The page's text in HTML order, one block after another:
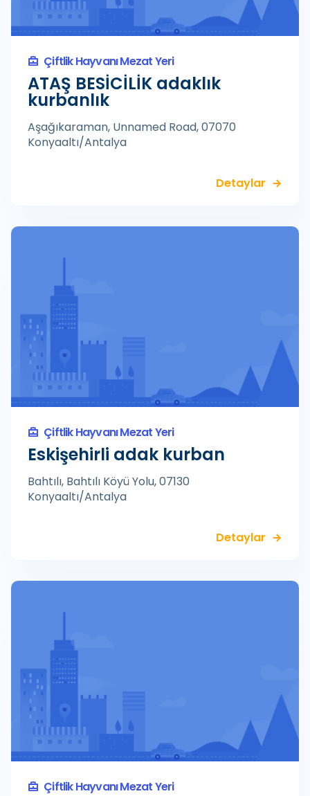
Çiftlik Hayvanı Mezat Yeri
ATAŞ BESİCİLİK adaklık
kurbanlık
Aşağıkaraman, Unnamed Road, 07070
Konyaaltı/Antalya
Detaylar
Çiftlik Hayvanı Mezat Yeri
Eskişehirli adak kurban
Bahtılı, Bahtılı Köyü Yolu, 07130
Konyaaltı/Antalya
Detaylar
Çiftlik Hayvanı Mezat Yeri